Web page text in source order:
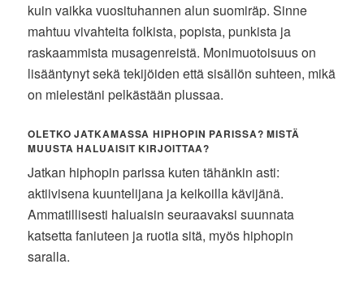
kuin vaikka vuosituhannen alun suomiräp. Sinne
mahtuu vivahteita folkista, popista, punkista ja
raskaammista musagenreistä. Monimuotoisuus on
lisääntynyt sekä tekijöiden että sisällön suhteen, mikä
on mielestäni pelkästään plussaa.
OLETKO JATKAMASSA HIPHOPIN PARISSA? MISTÄ
MUUSTA HALUAISIT KIRJOITTAA?
Jatkan hiphopin parissa kuten tähänkin asti:
aktiivisena kuuntelijana ja keikoilla kävijänä.
Ammatillisesti haluaisin seuraavaksi suunnata
katsetta faniuteen ja ruotia sitä, myös hiphopin
saralla.